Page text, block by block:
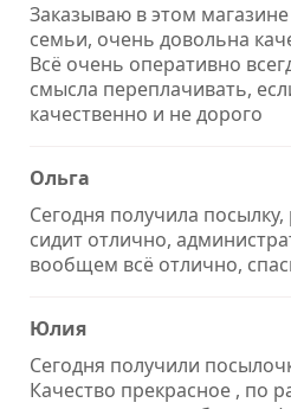
Заказываю в этом
семьи, очень довольна
Всё очень оперативно
смысла переплачивать,
качественно и не дорого
Ольга
Сегодня получила
сидит отлично,
вообщем всё отлично,
Юлия
Сегодня получили
Качество прекрасное , по